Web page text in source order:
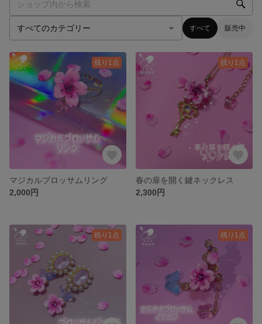
すべて 販売中
残り1点
マジカルブロッサムリング
2,000円
残り1点
春の扉を開く鍵ネックレス
2,300円
残り1点 残り1点